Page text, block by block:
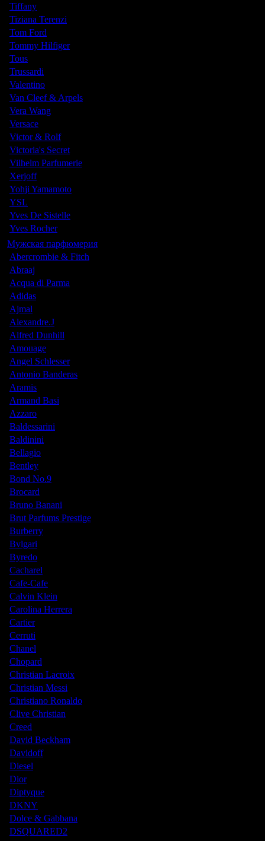
Tiffany
Tiziana Terenzi
Tom Ford
Tommy Hilfiger
Tous
Trussardi
Valentino
Van Cleef & Arpels
Vera Wang
Versace
Victor & Rolf
Victoria's Secret
Vilhelm Parfumerie
Xerjoff
Yohji Yamamoto
YSL
Yves De Sistelle
Yves Rocher
Мужская парфюмерия
Abercrombie & Fitch
Abraaj
Acqua di Parma
Adidas
Ajmal
Alexandre.J
Alfred Dunhill
Amouage
Angel Schlesser
Antonio Banderas
Aramis
Armand Basi
Azzaro
Baldessarini
Baldinini
Bellagio
Bentley
Bond No.9
Brocard
Bruno Banani
Brut Parfums Prestige
Burberry
Bvlgari
Byredo
Cacharel
Cafe-Cafe
Calvin Klein
Carolina Herrera
Cartier
Cerruti
Chanel
Chopard
Christian Lacroix
Christian Messi
Christiano Ronaldo
Clive Christian
Creed
David Beckham
Davidoff
Diesel
Dior
Diptyque
DKNY
Dolce & Gabbana
DSQUARED2